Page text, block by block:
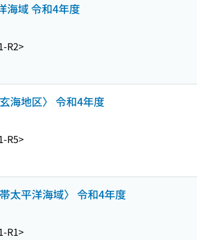
海域 令和4年度
R2>
海地区〉 令和4年度
R5>
太平洋海域〉 令和4年度
R1>